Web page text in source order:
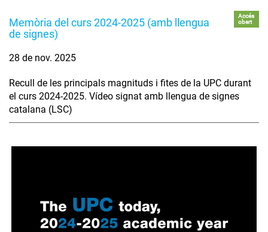
Memòria del curs 2024-2025 (amb llengua
de signes)
Accés
obert
28 de nov. 2025
Recull de les principals magnituds i fites de la UPC durant
el curs 2024-2025. Vídeo signat amb llengua de signes
catalana (LSC)